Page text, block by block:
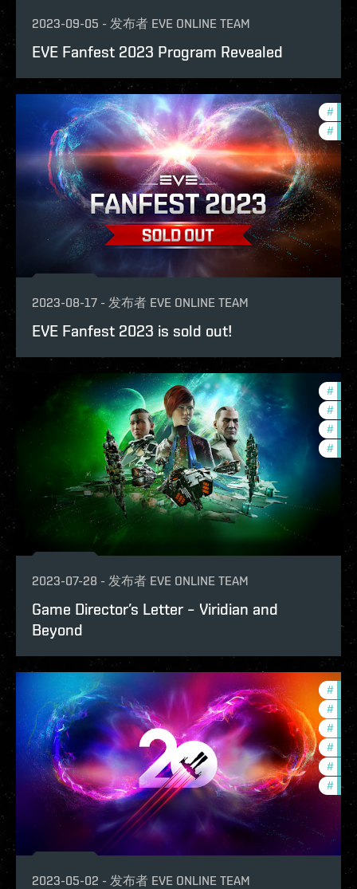
2023-09-05 - 发布者 EVE ONLINE TEAM
EVE Fanfest 2023 Program Revealed
#
#
2023-08-17 - 发布者 EVE ONLINE TEAM
EVE Fanfest 2023 is sold out!
#
#
#
#
2023-07-28 - 发布者 EVE ONLINE TEAM
Game Director’s Letter – Viridian and
Beyond
#
# in-
#
#
#
#
2023-05-02 - 发布者 EVE ONLINE TEAM